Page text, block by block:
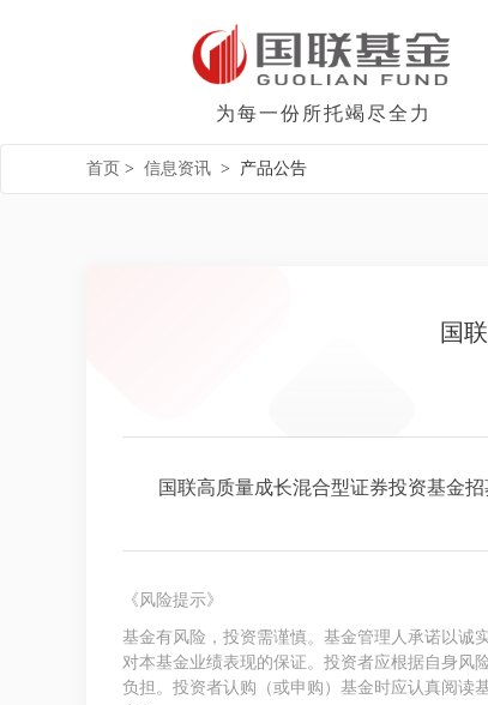
为每一份所托竭尽全力
首页 > 信息资讯 > 产品公告
国
国联高质量成长混合型证券投资基金
《风险提示》
基金有风险，投资需谨慎。基金管理人承诺以诚
对本基金业绩表现的保证。投资者应根据自身风
负担。投资者认购（或申购）基金时应认真阅读